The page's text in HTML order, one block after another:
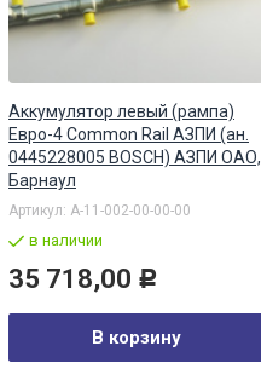
Аккумулятор левый (рампа)
Евро-4 Common Rail АЗПИ (ан.
0445228005 BOSCH) АЗПИ ОАО,
Барнаул
Артикул: А-11-002-00-00-00
в наличии
35 718,00 Р
В корзину